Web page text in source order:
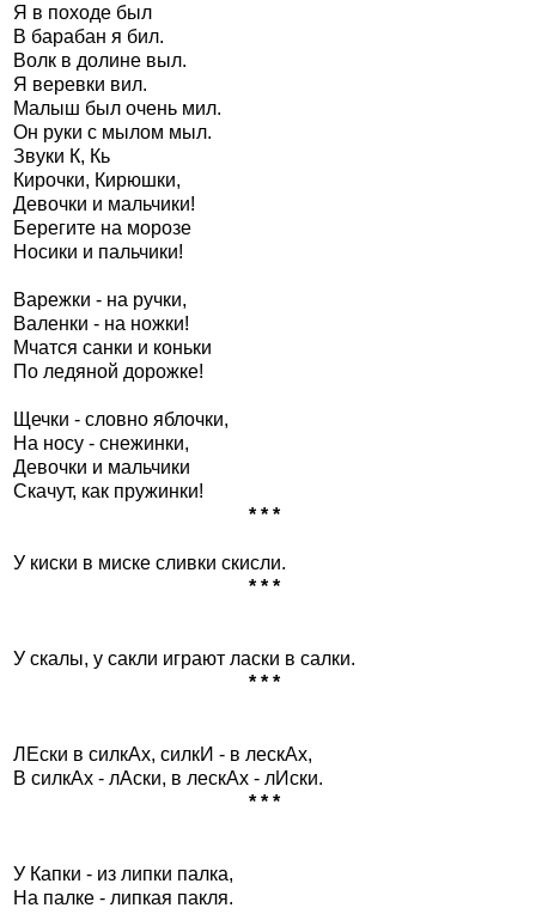
Я в походе был
В барабан я бил.
Волк в долине выл.
Я веревки вил.
Малыш был очень мил.
Он руки с мылом мыл.
Звуки К, Кь
Кирочки, Кирюшки,
Девочки и мальчики!
Берегите на морозе
Носики и пальчики!
Варежки - на ручки,
Валенки - на ножки!
Мчатся санки и коньки
По ледяной дорожке!
Щечки - словно яблочки,
На носу - снежинки,
Девочки и мальчики
Скачут, как пружинки!
* * *
У киски в миске сливки скисли.
* * *
У скалы, у сакли играют ласки в салки.
* * *
ЛЕски в силкАх, силкИ - в лескАх,
В силкАх - лАски, в лескАх - лИски.
* * *
У Капки - из липки палка,
На палке - липкая пакля.